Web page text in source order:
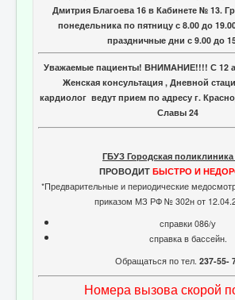
Дмитрия Благоева 16 в Кабинете № 13.
понедельника по пятницу с 8.00 до
праздничные дни с 9.00 до
Уважаемые пациенты! ВНИМАНИЕ!!!! С 12
Женская консультация , Дневной
кардиолог ведут прием по адресу г.
Славы 24
ГБУЗ Городская
ПРОВОДИТ БЫСТРО И
*Предварительные и периодические
приказом МЗ РФ № 302н от
справки 086/у
справка в бассейн.
Обращаться по тел. 237-55-
Номера вызова скорой